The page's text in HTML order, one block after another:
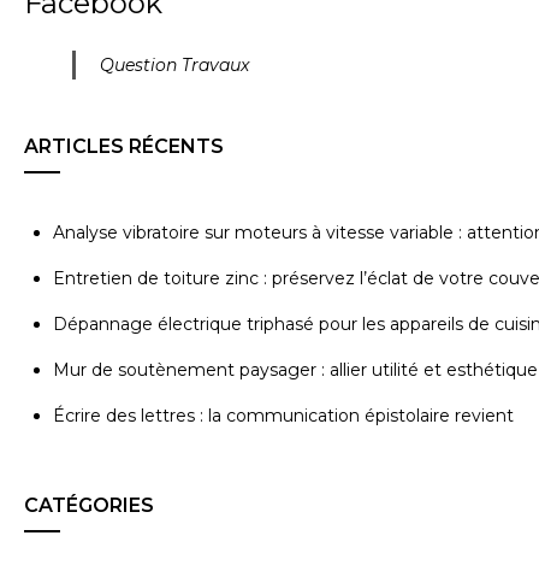
Question Travaux
ARTICLES RÉCENTS
Analyse vibratoire sur moteurs à vitesse variable :
Entretien de toiture zinc : préservez l’éclat de votre
Dépannage électrique triphasé pour les appareils de
Mur de soutènement paysager : allier utilité et esthétique
Écrire des lettres : la communication épistolaire revient
CATÉGORIES